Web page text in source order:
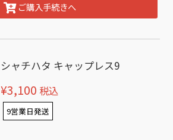
ご購入手続きへ
シャチハタ キャップレス9
¥3,100 税込
9営業日発送